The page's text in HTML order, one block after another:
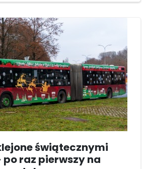
świątecznymi
raz pierwszy na